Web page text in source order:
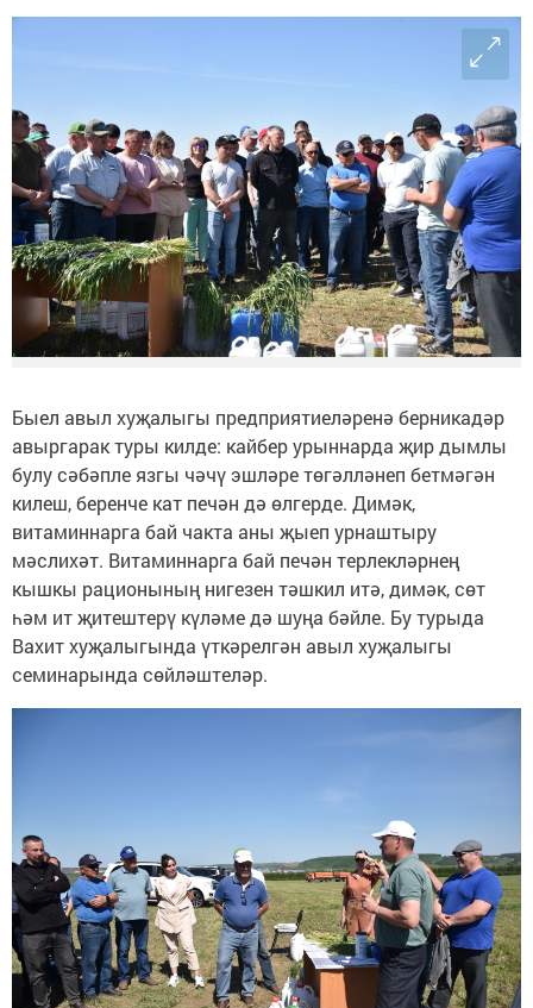
Быел авыл хуҗалыгы предприятиеләренә берникадәр
авыргарак туры килде: кайбер урыннарда җир дымлы
булу сәбәпле язгы чәчү эшләре төгәлләнеп бетмәгән
килеш, беренче кат печән дә өлгерде. Димәк,
витаминнарга бай чакта аны җыеп урнаштыру
мәслихәт. Витаминнарга бай печән терлекләрнең
кышкы рационының нигезен тәшкил итә, димәк, сөт
һәм ит җитештерү күләме дә шуңа бәйле. Бу турыда
Вахит хуҗалыгында үткәрелгән авыл хуҗалыгы
семинарында сөйләштеләр.